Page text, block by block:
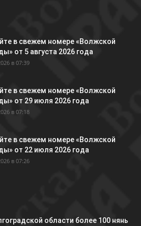
в свежем номере «Волжской
от 5 августа 2026 года
в 07:39
в свежем номере «Волжской
от 29 июля 2026 года
в 07:18
в свежем номере «Волжской
от 22 июля 2026 года
в 07:26
области более 100 нянь